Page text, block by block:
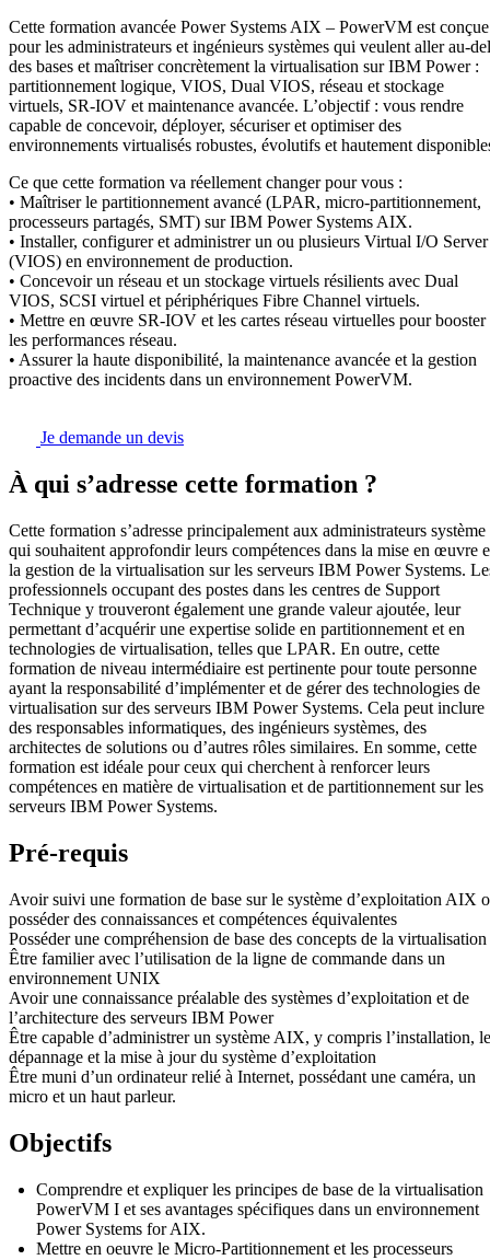
Cette formation avancée Power Systems AIX – PowerVM est conçue
pour les administrateurs et ingénieurs systèmes qui veulent aller au-
des bases et maîtriser concrètement la virtualisation sur IBM Power :
partitionnement logique, VIOS, Dual VIOS, réseau et stockage
virtuels, SR-IOV et maintenance avancée. L’objectif : vous rendre
capable de concevoir, déployer, sécuriser et optimiser des
environnements virtualisés robustes, évolutifs et hautement
Ce que cette formation va réellement changer pour vous :
• Maîtriser le partitionnement avancé (LPAR, micro-partitionnement,
processeurs partagés, SMT) sur IBM Power Systems AIX.
• Installer, configurer et administrer un ou plusieurs Virtual I/O Server
(VIOS) en environnement de production.
• Concevoir un réseau et un stockage virtuels résilients avec Dual
VIOS, SCSI virtuel et périphériques Fibre Channel virtuels.
• Mettre en œuvre SR-IOV et les cartes réseau virtuelles pour booster
les performances réseau.
• Assurer la haute disponibilité, la maintenance avancée et la gestion
proactive des incidents dans un environnement PowerVM.
Je demande un devis
À qui s’adresse cette formation ?
Cette formation s’adresse principalement aux administrateurs système
qui souhaitent approfondir leurs compétences dans la mise en œuvre
la gestion de la virtualisation sur les serveurs IBM Power Systems.
professionnels occupant des postes dans les centres de Support
Technique y trouveront également une grande valeur ajoutée, leur
permettant d’acquérir une expertise solide en partitionnement et en
technologies de virtualisation, telles que LPAR. En outre, cette
formation de niveau intermédiaire est pertinente pour toute personne
ayant la responsabilité d’implémenter et de gérer des technologies de
virtualisation sur des serveurs IBM Power Systems. Cela peut inclure
des responsables informatiques, des ingénieurs systèmes, des
architectes de solutions ou d’autres rôles similaires. En somme, cette
formation est idéale pour ceux qui cherchent à renforcer leurs
compétences en matière de virtualisation et de partitionnement sur les
serveurs IBM Power Systems.
Pré-requis
Avoir suivi une formation de base sur le système d’exploitation AIX
posséder des connaissances et compétences équivalentes
Posséder une compréhension de base des concepts de la virtualisation
Être familier avec l’utilisation de la ligne de commande dans un
environnement UNIX
Avoir une connaissance préalable des systèmes d’exploitation et de
l’architecture des serveurs IBM Power
Être capable d’administrer un système AIX, y compris l’installation, le
dépannage et la mise à jour du système d’exploitation
Être muni d’un ordinateur relié à Internet, possédant une caméra, un
micro et un haut parleur.
Objectifs
Comprendre et expliquer les principes de base de la virtualisation
PowerVM I et ses avantages spécifiques dans un environnement
Power Systems for AIX.
Mettre en oeuvre le Micro-Partitionnement et les processeurs